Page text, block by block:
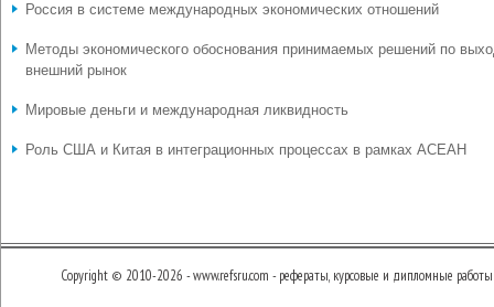
Россия в системе международных экономических отношений
Методы экономического обоснования принимаемых решений по
внешний рынок
Мировые деньги и международная ликвидность
Роль США и Китая в интеграционных процессах в рамках АСЕАН
Copyright © 2010-2026 - www.refsru.com - рефераты, курсовые и дипломные работы